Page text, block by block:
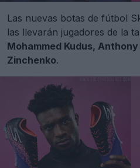
Las nuevas botas de fútbol
las llevarán jugadores de la
Mohammed Kudus, Anthony
Zinchenko.